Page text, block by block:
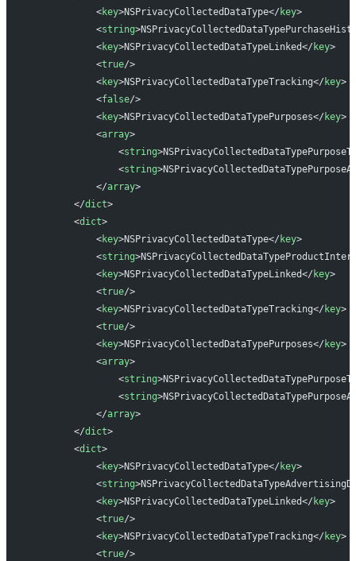
            <
key>NSPrivacyCollectedDataType</ key>
            <
string
            <
key>NSPrivacyCollectedDataTypeLinked</ key>
            <
true/>
            <
key>NSPrivacyCollectedDataTypeTracking</ key>
            <
false/>
            <
key>NSPrivacyCollectedDataTypePurposes</ key>
            <
array>
                <
string
                <
string
            </
array>
        </
dict>
        <
dict>
            <
key>NSPrivacyCollectedDataType</ key>
            <
string
            <
key>NSPrivacyCollectedDataTypeLinked</ key>
            <
true/>
            <
key>NSPrivacyCollectedDataTypeTracking</ key>
            <
true/>
            <
key>NSPrivacyCollectedDataTypePurposes</ key>
            <
array>
                <
string
                <
string
            </
array>
        </
dict>
        <
dict>
            <
key>NSPrivacyCollectedDataType</ key>
            <
string
            <
key>NSPrivacyCollectedDataTypeLinked</ key>
            <
true/>
            <
key>NSPrivacyCollectedDataTypeTracking</ key>
            <
true/>